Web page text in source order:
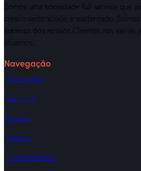
Somos uma sociedade full service que
crescimento sólido e sustentado.
sucesso dos nossos Clientes nas várias
atuamos.
Navegação
Homepage
Serviços
Equipa
Talento
Conhecimento